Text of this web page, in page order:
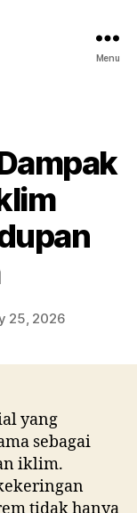
Menu
25, 2026
yang
sebagai
iklim.
tidak hanya